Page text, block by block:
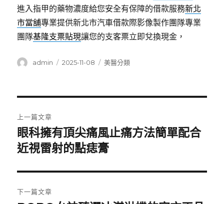
進入指甲的藥物濃度給您安全有保障的借款服務新北
市當舖專業提供新北市汽車借款際影像製作團隊專業
團隊基隆支票貼現讓您的支客票立即兌換現金，
作
admin
發
2025-11-08
分
美醫分類
章
導
覽
上一篇文章
上
一
文
章:
眼科擁有頂尖痛風止痛方法簡單配合
近視雷射的點痣膏
下一篇文章